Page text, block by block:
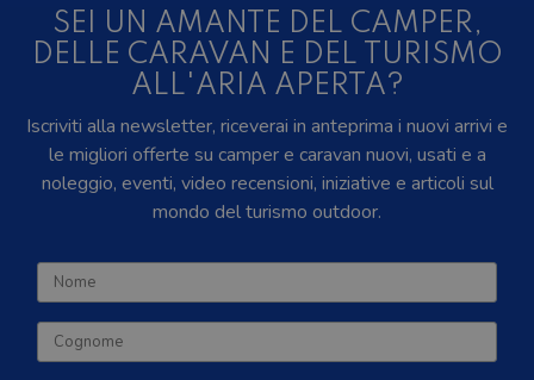
SEI UN AMANTE DEL CAMPER,
DELLE CARAVAN E DEL TURISMO
ALL'ARIA APERTA?
Iscriviti alla newsletter, riceverai in anteprima i nuovi arrivi e
le migliori offerte su camper e caravan nuovi, usati e a
noleggio, eventi, video recensioni, iniziative e articoli sul
mondo del turismo outdoor.